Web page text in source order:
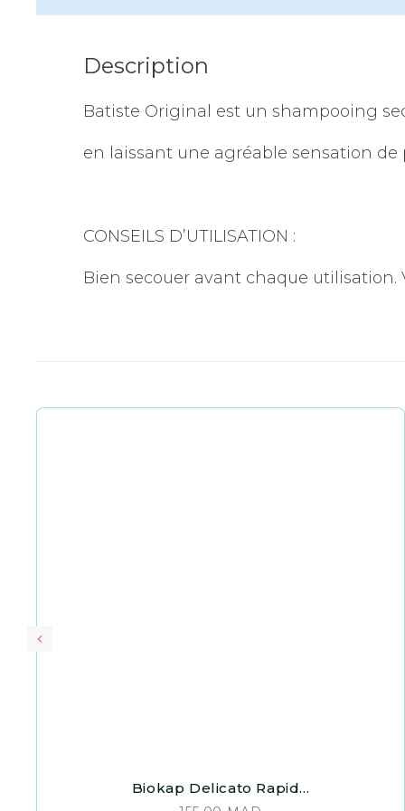
Description
Batiste Original est un shampooing
en laissant une agréable sensation de
CONSEILS D’UTILISATION :
Bien secouer avant chaque utilisation.
Biokap Delicato Rapid...